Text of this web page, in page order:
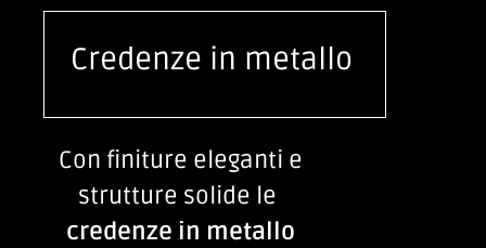
Credenze in metallo
Con finiture eleganti e
strutture solide le
credenze in metallo